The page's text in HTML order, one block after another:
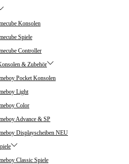
Konsolen
Spiele
Controller
& Zubehör
Pocket Konsolen
Light
Color
Advance & SP
Displayscheiben NEU
Classic Spiele